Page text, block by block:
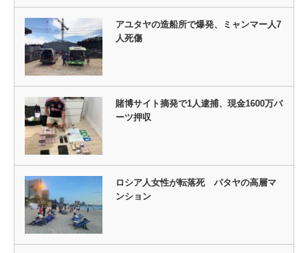
アユタヤの造船所で爆発、ミャンマー人7
人死傷
賭博サイト摘発で1人逮捕、現金1600万バ
ーツ押収
ロシア人女性が転落死 パタヤの高層マ
ンション